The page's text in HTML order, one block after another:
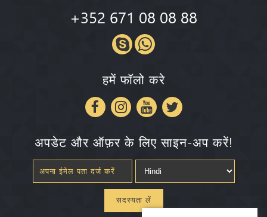
+352 671 08 08 88
हमें फॉलो करे
अपडेट और ऑफ़र के लिए साइन-अप करें!
सदस्यता लें